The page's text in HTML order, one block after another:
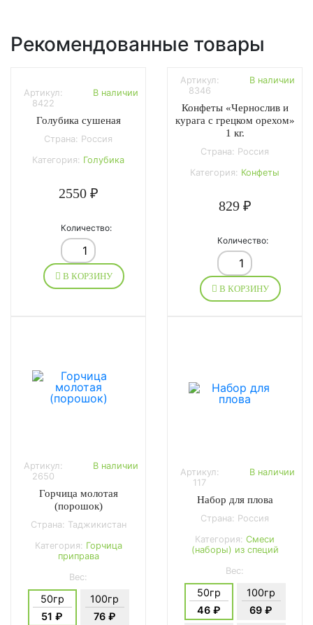
Рекомендованные товары
Артикул:
8422
В наличии
Голубика сушеная
Страна: Россия
Категория: Голубика
2550 ₽
Количество:
В КОРЗИНУ
Артикул:
8346
В наличии
Конфеты «Чернослив и
курага с грецком орехом»
1 кг.
Страна: Россия
Категория: Конфеты
829 ₽
Количество:
В КОРЗИНУ
Артикул:
2650
В наличии
Горчица молотая
(порошок)
Страна: Таджикистан
Категория: Горчица
приправа
Вес:
50гр
51 ₽
100гр
76 ₽
Артикул:
117
В наличии
Набор для плова
Страна: Россия
Категория: Смеси
(наборы) из специй
Вес:
50гр
46 ₽
100гр
69 ₽